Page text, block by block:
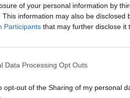
of your personal information by
This information may also be disclosed
Participants that may further disclose it
Data Processing Opt Outs
opt-out of the Sharing of my personal
fecha en la que la
como el Día Internacional de
conciencia para el cuidado y
esta región del mundo.